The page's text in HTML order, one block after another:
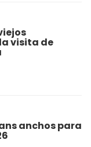
visita de
anchos para